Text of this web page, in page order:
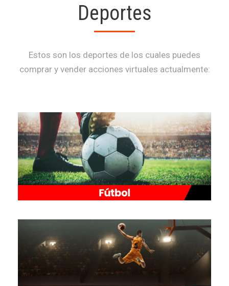
Deportes
Estos son los deportes de los cuales puedes
comprar y vender acciones virtuales actualmente: